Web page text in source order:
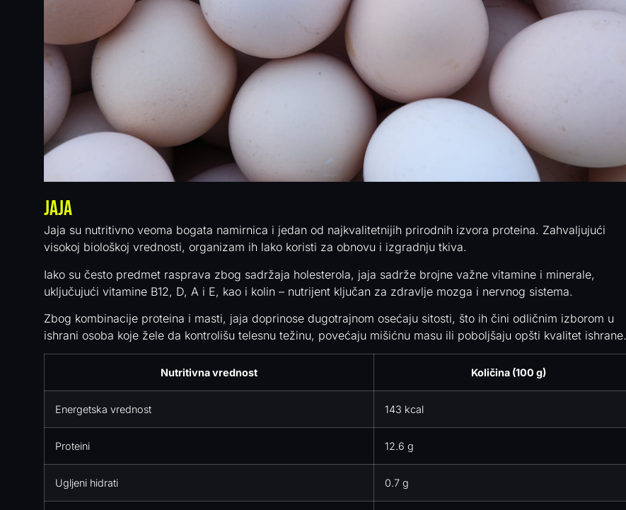
Jaja
Jaja su nutritivno veoma bogata namirnica i jedan od najkvalitetnijih prirodnih izvora proteina. Zahvaljujući
visokoj biološkoj vrednosti, organizam ih lako koristi za obnovu i izgradnju tkiva.
Iako su često predmet rasprava zbog sadržaja holesterola, jaja sadrže brojne važne vitamine i minerale,
uključujući vitamine B12, D, A i E, kao i kolin – nutrijent ključan za zdravlje mozga i nervnog sistema.
Zbog kombinacije proteina i masti, jaja doprinose dugotrajnom osećaju sitosti, što ih čini odličnim izborom u
ishrani osoba koje žele da kontrolišu telesnu težinu, povećaju mišićnu masu ili poboljšaju opšti kvalitet ishrane.
Nutritivna vrednost Količina (100 g)
Energetska vrednost 143 kcal
Proteini 12.6 g
Ugljeni hidrati 0.7 g